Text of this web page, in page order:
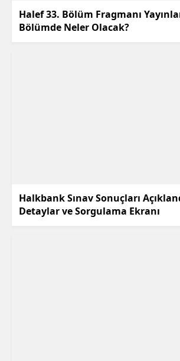
Halef 33. Bölüm Fragmanı
Bölümde Neler Olacak?
Halkbank Sınav Sonuçları
Detaylar ve Sorgulama Ekranı